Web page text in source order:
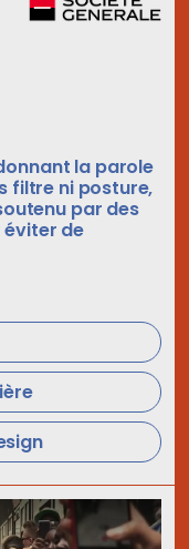
la parole
filtre ni posture,
par des
de